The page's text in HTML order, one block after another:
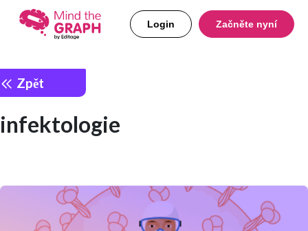
Login Začněte nyní
Zpět
infektologie